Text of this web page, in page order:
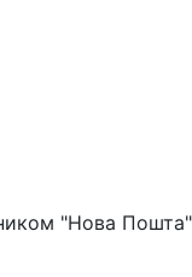
"Нова Пошта"